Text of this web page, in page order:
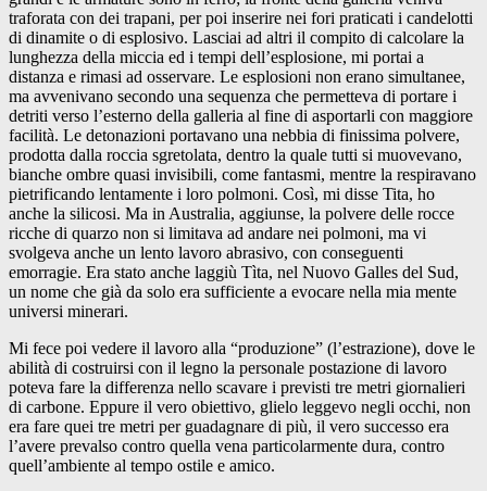
traforata con dei trapani, per poi inserire nei fori praticati i candelotti
di dinamite o di esplosivo. Lasciai ad altri il compito di calcolare la
lunghezza della miccia ed i tempi dell’esplosione, mi portai a
distanza e rimasi ad osservare. Le esplosioni non erano simultanee,
ma avvenivano secondo una sequenza che permetteva di portare i
detriti verso l’esterno della galleria al fine di asportarli con maggiore
facilità. Le detonazioni portavano una nebbia di finissima polvere,
prodotta dalla roccia sgretolata, dentro la quale tutti si muovevano,
bianche ombre quasi invisibili, come fantasmi, mentre la respiravano
pietrificando lentamente i loro polmoni. Così, mi disse Tita, ho
anche la silicosi. Ma in Australia, aggiunse, la polvere delle rocce
ricche di quarzo non si limitava ad andare nei polmoni, ma vi
svolgeva anche un lento lavoro abrasivo, con conseguenti
emorragie. Era stato anche laggiù Tìta, nel Nuovo Galles del Sud,
un nome che già da solo era sufficiente a evocare nella mia mente
universi minerari.
Mi fece poi vedere il lavoro alla “produzione” (l’estrazione), dove le
abilità di costruirsi con il legno la personale postazione di lavoro
poteva fare la differenza nello scavare i previsti tre metri giornalieri
di carbone. Eppure il vero obiettivo, glielo leggevo negli occhi, non
era fare quei tre metri per guadagnare di più, il vero successo era
l’avere prevalso contro quella vena particolarmente dura, contro
quell’ambiente al tempo ostile e amico.